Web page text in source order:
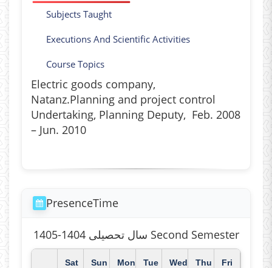
Subjects Taught
Executions And Scientific Activities
Course Topics
Electric goods company,
Natanz.Planning and project control
Undertaking, Planning Deputy, Feb. 2008
– Jun. 2010
PresenceTime
سال تحصیلی 1404-1405 Second Semester
Sat Sun Mon Tue Wed Thu Fri